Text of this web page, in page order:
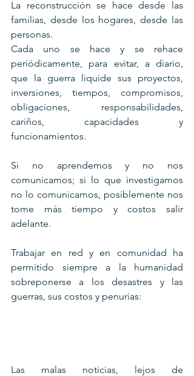
La reconstrucción se hace desde las
familias, desde los hogares, desde las
personas.
Cada uno se hace y se rehace
periódicamente, para evitar, a diario,
que la guerra liquide sus proyectos,
inversiones, tiempos, compromisos,
obligaciones, responsabilidades,
cariños, capacidades y
funcionamientos.
Si no aprendemos y no nos
comunicamos; si lo que investigamos
no lo comunicamos, posiblemente nos
tome más tiempo y costos salir
adelante.
Trabajar en red y en comunidad ha
permitido siempre a la humanidad
sobreponerse a los desastres y las
guerras, sus costos y penurias:
Las malas noticias, lejos de